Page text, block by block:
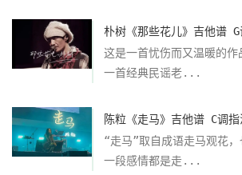
朴树《那些花儿》吉他谱
这是一首忧伤而又温暖的作
一首经典民谣老...
陈粒《走马》吉他谱 C调
“走马”取自成语走马观花
一段感情都是走...